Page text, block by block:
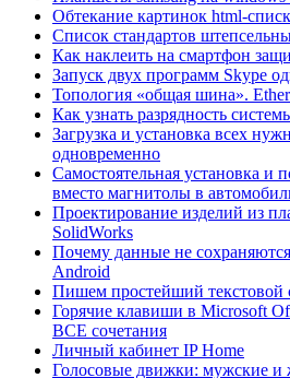
Обтекание картинок html-
Список стандартов
Как наклеить на смартфон
Запуск двух программ Skype
Топология «общая шина».
Как узнать разрядность
Загрузка и установка всех
одновременно
Самостоятельная установка и
вместо магнитолы в
Проектирование изделий из
SolidWorks
Почему данные не
Android
Пишем простейший текстовой
Горячие клавиши в Microsoft
ВСЕ сочетания
Личный кабинет IP Home
Голосовые движки: мужские и